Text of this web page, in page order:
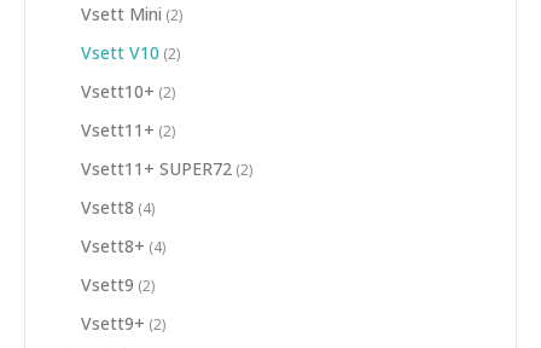
Vsett Mini (2)
Vsett V10 (2)
Vsett10+ (2)
Vsett11+ (2)
Vsett11+ SUPER72 (2)
Vsett8 (4)
Vsett8+ (4)
Vsett9 (2)
Vsett9+ (2)